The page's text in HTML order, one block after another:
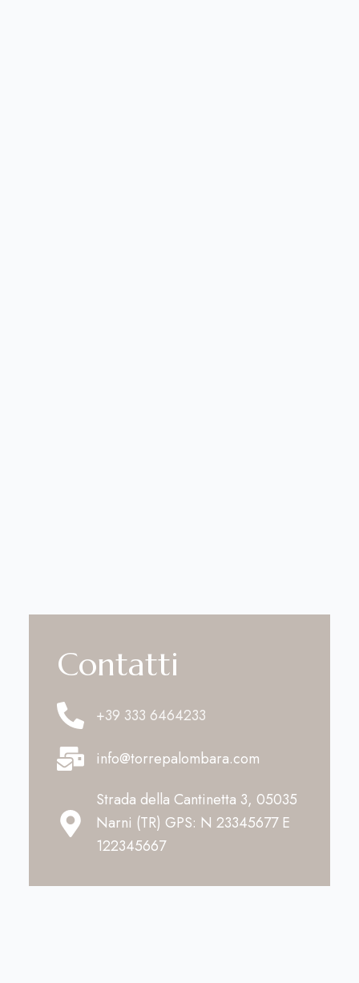
Contatti
+39 333 6464233
info@torrepalombara.com
Strada della Cantinetta 3, 05035
Narni (TR) GPS: N 23345677 E
122345667